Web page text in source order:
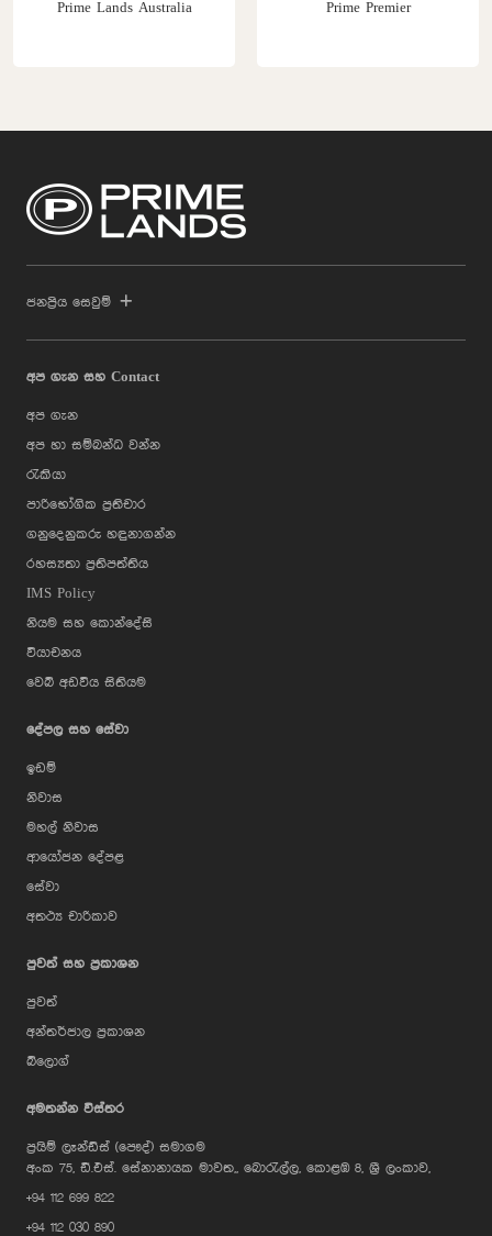
Prime Lands Australia Prime Premier
ජනප්‍රිය සෙවුම්
අප ගැන සහ Contact
අප ගැන
අප හා සම්බන්ධ වන්න
රැකියා
පාරිභෝගික ප්‍රතිචාර
ගනුදෙනුකරු හඳුනාගන්න
රහස්‍යතා ප්‍රතිපත්තිය
IMS Policy
නියම සහ කොන්දේසි
වියාචනය
වෙබ් අඩවිය සිතියම
දේපල සහ සේවා
ඉඩම්
නිවාස
මහල් නිවාස
ආයෝජන දේපළ
සේවා
අතථ්‍ය චාරිකාව
පුවත් සහ ප්‍රකාශන
පුවත්
අන්තර්ජාල ප්‍රකාශන
බ්ලොග්
අමතන්න විස්තර
ප්‍රයිම් ලෑන්ඩ්ස් (පෞද්) සමාගම
අංක 75, ඩී.එස්. සේනානායක මාවත,, බොරැල්ල, කොළඹ 8, ශ්‍රී ලංකාව,
+94 112 699 822
+94 112 030 890
Hi, I'm Prime Bee, Your AI